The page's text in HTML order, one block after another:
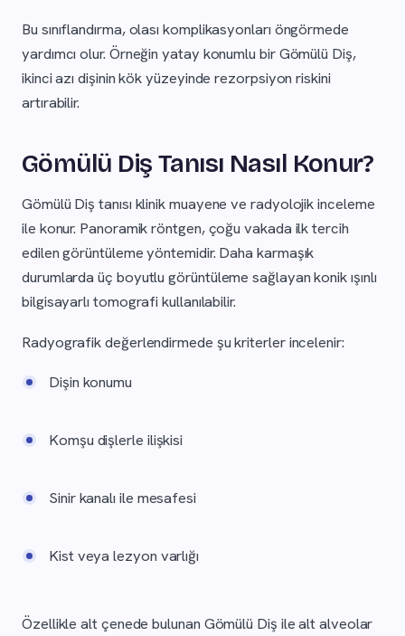
Bu sınıflandırma, olası komplikasyonları öngörmede
yardımcı olur. Örneğin yatay konumlu bir Gömülü Diş,
ikinci azı dişinin kök yüzeyinde rezorpsiyon riskini
artırabilir.
Gömülü Diş Tanısı Nasıl Konur?
Gömülü Diş tanısı klinik muayene ve radyolojik inceleme
ile konur. Panoramik röntgen, çoğu vakada ilk tercih
edilen görüntüleme yöntemidir. Daha karmaşık
durumlarda üç boyutlu görüntüleme sağlayan konik ışınlı
bilgisayarlı tomografi kullanılabilir.
Radyografik değerlendirmede şu kriterler incelenir:
Dişin konumu
Komşu dişlerle ilişkisi
Sinir kanalı ile mesafesi
Kist veya lezyon varlığı
Özellikle alt çenede bulunan Gömülü Diş ile alt alveolar